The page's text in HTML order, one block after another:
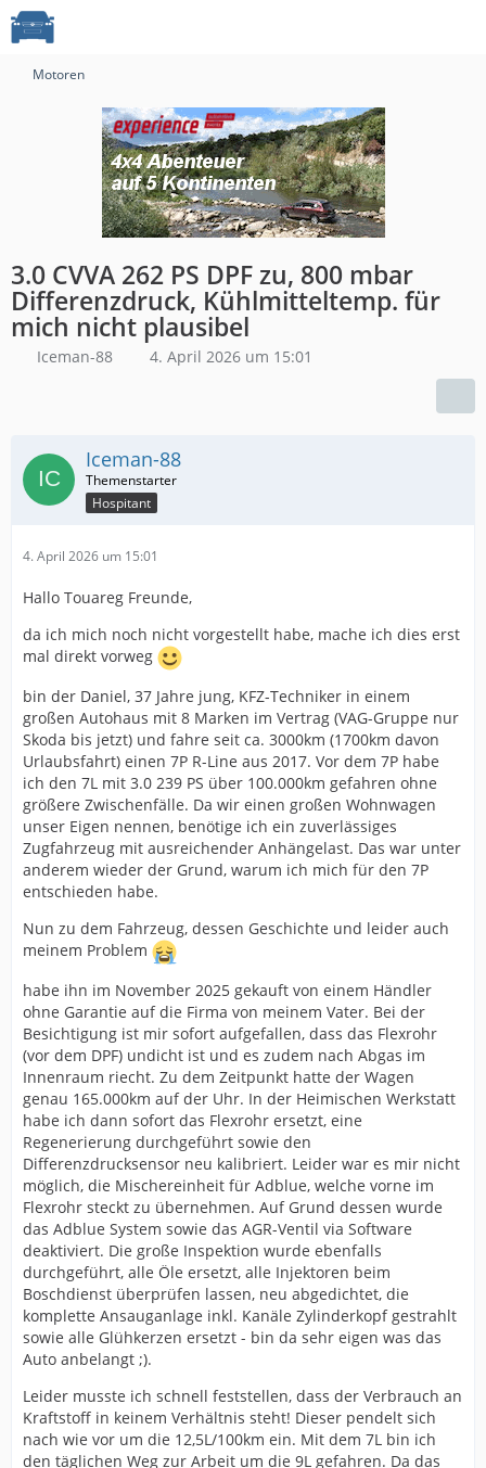
Motoren
3.0 CVVA 262 PS DPF zu, 800 mbar
Differenzdruck, Kühlmitteltemp. für
mich nicht plausibel
Iceman-88 4. April 2026 um 15:01
Iceman-88
Hospitant
4. April 2026 um 15:01
Hallo Touareg Freunde,
da ich mich noch nicht vorgestellt habe, mache ich dies erst
mal direkt vorweg
bin der Daniel, 37 Jahre jung, KFZ-Techniker in einem
großen Autohaus mit 8 Marken im Vertrag (VAG-Gruppe nur
Skoda bis jetzt) und fahre seit ca. 3000km (1700km davon
Urlaubsfahrt) einen 7P R-Line aus 2017. Vor dem 7P habe
ich den 7L mit 3.0 239 PS über 100.000km gefahren ohne
größere Zwischenfälle. Da wir einen großen Wohnwagen
unser Eigen nennen, benötige ich ein zuverlässiges
Zugfahrzeug mit ausreichender Anhängelast. Das war unter
anderem wieder der Grund, warum ich mich für den 7P
entschieden habe.
Nun zu dem Fahrzeug, dessen Geschichte und leider auch
meinem Problem
habe ihn im November 2025 gekauft von einem Händler
ohne Garantie auf die Firma von meinem Vater. Bei der
Besichtigung ist mir sofort aufgefallen, dass das Flexrohr
(vor dem DPF) undicht ist und es zudem nach Abgas im
Innenraum riecht. Zu dem Zeitpunkt hatte der Wagen
genau 165.000km auf der Uhr. In der Heimischen Werkstatt
habe ich dann sofort das Flexrohr ersetzt, eine
Regenerierung durchgeführt sowie den
Differenzdrucksensor neu kalibriert. Leider war es mir nicht
möglich, die Mischereinheit für Adblue, welche vorne im
Flexrohr steckt zu übernehmen. Auf Grund dessen wurde
das Adblue System sowie das AGR-Ventil via Software
deaktiviert. Die große Inspektion wurde ebenfalls
durchgeführt, alle Öle ersetzt, alle Injektoren beim
Boschdienst überprüfen lassen, neu abgedichtet, die
komplette Ansauganlage inkl. Kanäle Zylinderkopf gestrahlt
sowie alle Glühkerzen ersetzt - bin da sehr eigen was das
Auto anbelangt ;).
Leider musste ich schnell feststellen, dass der Verbrauch an
Kraftstoff in keinem Verhältnis steht! Dieser pendelt sich
nach wie vor um die 12,5L/100km ein. Mit dem 7L bin ich
den täglichen Weg zur Arbeit um die 9L gefahren. Da das